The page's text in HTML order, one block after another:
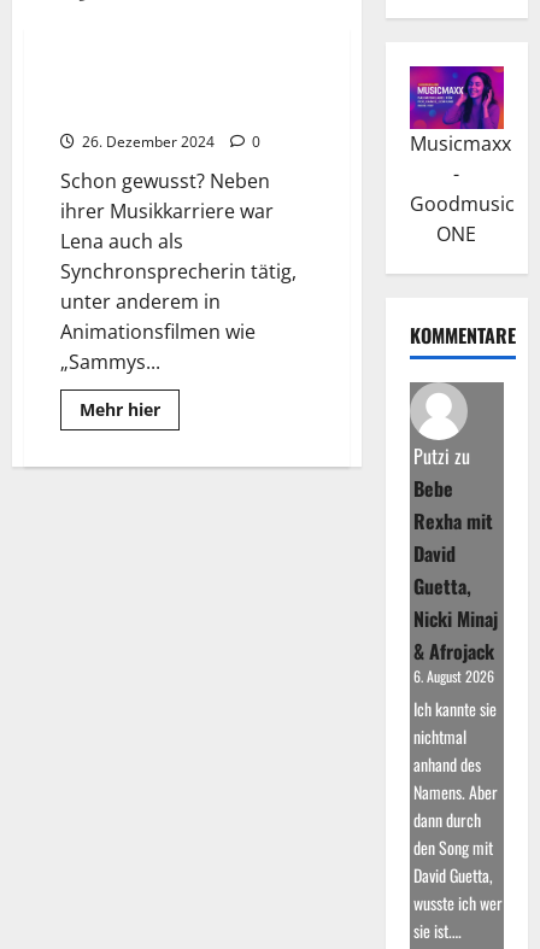
26. Dezember 2024 0
Schon gewusst? Neben
ihrer Musikkarriere war
Lena auch als
Synchronsprecherin tätig,
unter anderem in
Animationsfilmen wie
„Sammys...
Mehr hierRead
more
Meyer-
Musicmaxx
-
Goodmusic
ONE
KOMMENTARE
Putzi zu
Bebe
Rexha mit
David
Guetta,
Nicki Minaj
& Afrojack
6. August 2026
Ich kannte sie
nichtmal
anhand des
Namens. Aber
dann durch
den Song mit
David Guetta,
wusste ich wer
sie ist.…